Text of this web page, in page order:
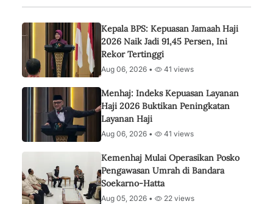
Kepala BPS: Kepuasan Jamaah Haji
2026 Naik Jadi 91,45 Persen, Ini
Rekor Tertinggi
Aug 06, 2026 • 41 views
Menhaj: Indeks Kepuasan Layanan
Haji 2026 Buktikan Peningkatan
Layanan Haji
Aug 06, 2026 • 41 views
Kemenhaj Mulai Operasikan Posko
Pengawasan Umrah di Bandara
Soekarno-Hatta
Aug 05, 2026 • 22 views